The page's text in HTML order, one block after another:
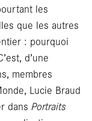
les
que les autres
: pourquoi
d’une
membres
Lucie Braud
dans Portraits